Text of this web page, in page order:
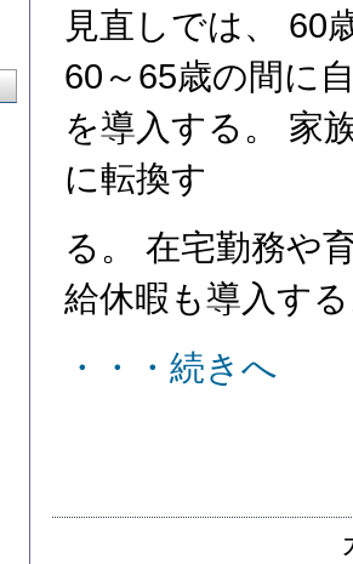
見直しでは、 60
60～65歳の間に
を導入する。 家
に転換す
る。 在宅勤務や
給休暇も導入す
・・・続きへ